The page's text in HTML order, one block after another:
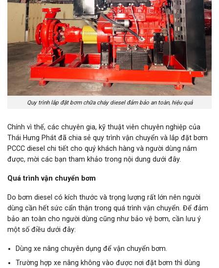
Quy trình lắp đặt bơm chữa cháy diesel đảm bảo an toàn, hiệu quả
Chính vì thế, các chuyên gia, kỹ thuật viên chuyên nghiệp của
Thái Hưng Phát đã chia sẻ quy trình vận chuyển và lắp đặt bơm
PCCC diesel chi tiết cho quý khách hàng và người dùng nắm
được, mời các bạn tham khảo trong nội dung dưới đây.
Quá trình vận chuyển bơm
Do bơm diesel có kích thước và trọng lượng rất lớn nên người
dùng cần hết sức cẩn thận trong quá trình vận chuyển. Để đảm
bảo an toàn cho người dùng cũng như bảo vệ bơm, cần lưu ý
một số điều dưới đây:
Dùng xe nâng chuyên dụng để vận chuyển bơm.
Trường hợp xe nâng không vào được nơi đặt bơm thì dùng